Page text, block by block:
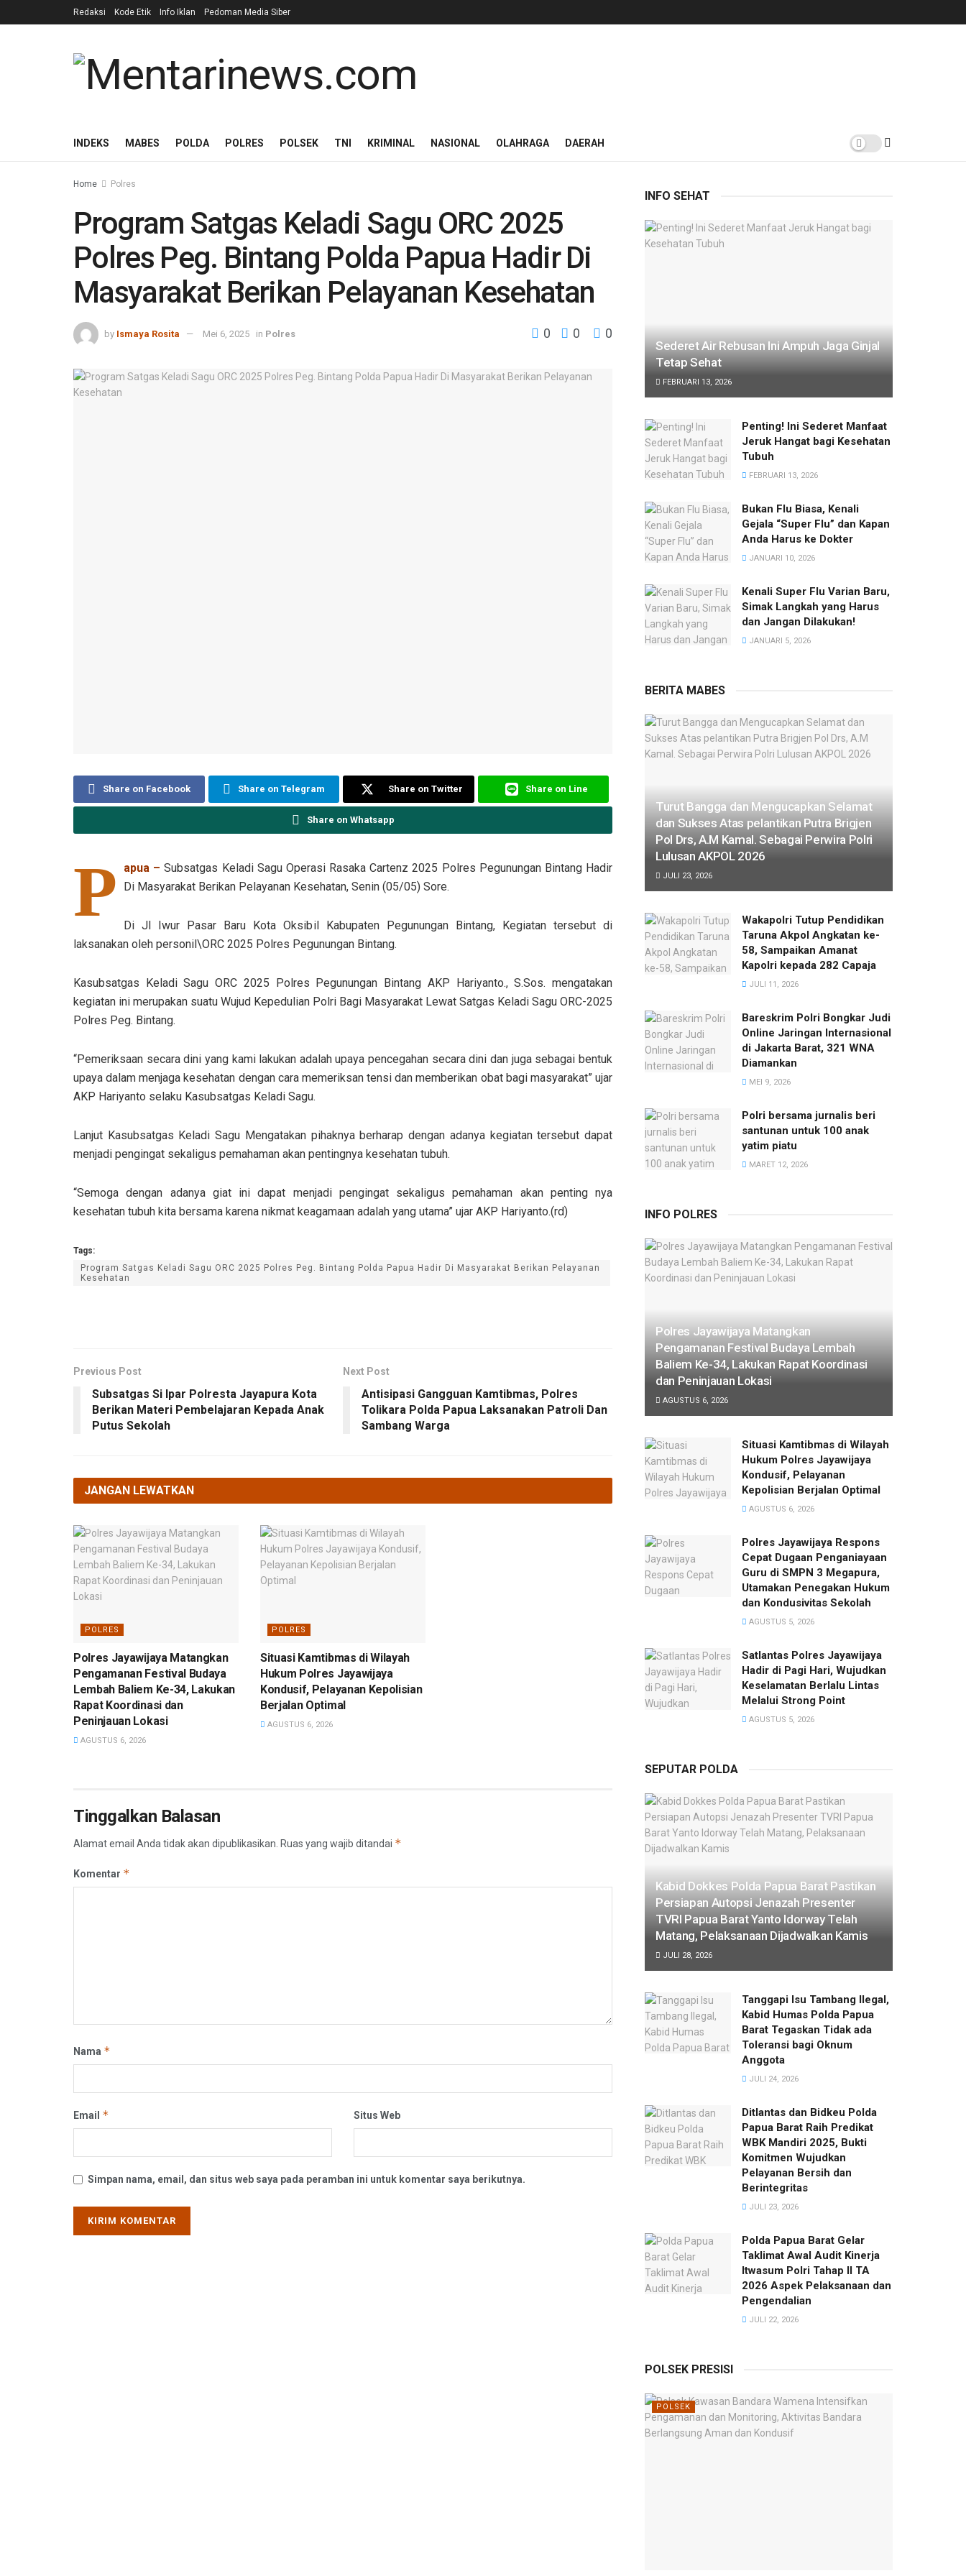
Redaksi Kode Etik Info Iklan Pedoman Media Siber
INDEKS MABES POLDA POLRES POLSEK TNI KRIMINAL NASIONAL OLAHRAGA DAERAH
Home Polres
Program Satgas Keladi Sagu ORC 2025
Polres Peg. Bintang Polda Papua Hadir Di
Masyarakat Berikan Pelayanan Kesehatan
by Ismaya Rosita Mei 6, 2025 in Polres 0 0 0
Share on Facebook Share on Telegram Share on Twitter Share on Line
Share on Whatsapp
P apua – Subsatgas Keladi Sagu Operasi Rasaka Cartenz 2025 Polres Pegunungan Bintang Hadir
Di Masyarakat Berikan Pelayanan Kesehatan, Senin (05/05) Sore.
Di Jl Iwur Pasar Baru Kota Oksibil Kabupaten Pegunungan Bintang, Kegiatan tersebut di
laksanakan oleh personil\ORC 2025 Polres Pegunungan Bintang.
Kasubsatgas Keladi Sagu ORC 2025 Polres Pegunungan Bintang AKP Hariyanto., S.Sos. mengatakan
kegiatan ini merupakan suatu Wujud Kepedulian Polri Bagi Masyarakat Lewat Satgas Keladi Sagu ORC-2025
Polres Peg. Bintang.
“Pemeriksaan secara dini yang kami lakukan adalah upaya pencegahan secara dini dan juga sebagai bentuk
upaya dalam menjaga kesehatan dengan cara memeriksan tensi dan memberikan obat bagi masyarakat” ujar
AKP Hariyanto selaku Kasubsatgas Keladi Sagu.
Lanjut Kasubsatgas Keladi Sagu Mengatakan pihaknya berharap dengan adanya kegiatan tersebut dapat
menjadi pengingat sekaligus pemahaman akan pentingnya kesehatan tubuh.
“Semoga dengan adanya giat ini dapat menjadi pengingat sekaligus pemahaman akan penting nya
kesehatan tubuh kita bersama karena nikmat keagamaan adalah yang utama” ujar AKP Hariyanto.(rd)
Tags:
Program Satgas Keladi Sagu ORC 2025 Polres Peg. Bintang Polda Papua Hadir Di Masyarakat Berikan Pelayanan
Kesehatan
Previous Post
Subsatgas Si Ipar Polresta Jayapura Kota
Berikan Materi Pembelajaran Kepada Anak
Putus Sekolah
Next Post
Antisipasi Gangguan Kamtibmas, Polres
Tolikara Polda Papua Laksanakan Patroli Dan
Sambang Warga
JANGAN LEWATKAN
POLRES
Polres Jayawijaya Matangkan
Pengamanan Festival Budaya
Lembah Baliem Ke-34, Lakukan
Rapat Koordinasi dan
Peninjauan Lokasi
AGUSTUS 6, 2026
POLRES
Situasi Kamtibmas di Wilayah
Hukum Polres Jayawijaya
Kondusif, Pelayanan Kepolisian
Berjalan Optimal
AGUSTUS 6, 2026
Tinggalkan Balasan
Alamat email Anda tidak akan dipublikasikan. Ruas yang wajib ditandai *
Komentar *
Nama *
Email * Situs Web
Simpan nama, email, dan situs web saya pada peramban ini untuk komentar saya berikutnya.
INFO SEHAT
Sederet Air Rebusan Ini Ampuh Jaga Ginjal
Tetap Sehat
FEBRUARI 13, 2026
Penting! Ini Sederet Manfaat
Jeruk Hangat bagi Kesehatan
Tubuh
FEBRUARI 13, 2026
Bukan Flu Biasa, Kenali
Gejala “Super Flu” dan Kapan
Anda Harus ke Dokter
JANUARI 10, 2026
Kenali Super Flu Varian Baru,
Simak Langkah yang Harus
dan Jangan Dilakukan!
JANUARI 5, 2026
BERITA MABES
Turut Bangga dan Mengucapkan Selamat
dan Sukses Atas pelantikan Putra Brigjen
Pol Drs, A.M Kamal. Sebagai Perwira Polri
Lulusan AKPOL 2026
JULI 23, 2026
Wakapolri Tutup Pendidikan
Taruna Akpol Angkatan ke-
58, Sampaikan Amanat
Kapolri kepada 282 Capaja
JULI 11, 2026
Bareskrim Polri Bongkar Judi
Online Jaringan Internasional
di Jakarta Barat, 321 WNA
Diamankan
MEI 9, 2026
Polri bersama jurnalis beri
santunan untuk 100 anak
yatim piatu
MARET 12, 2026
INFO POLRES
Polres Jayawijaya Matangkan
Pengamanan Festival Budaya Lembah
Baliem Ke-34, Lakukan Rapat Koordinasi
dan Peninjauan Lokasi
AGUSTUS 6, 2026
Situasi Kamtibmas di Wilayah
Hukum Polres Jayawijaya
Kondusif, Pelayanan
Kepolisian Berjalan Optimal
AGUSTUS 6, 2026
Polres Jayawijaya Respons
Cepat Dugaan Penganiayaan
Guru di SMPN 3 Megapura,
Utamakan Penegakan Hukum
dan Kondusivitas Sekolah
AGUSTUS 5, 2026
Satlantas Polres Jayawijaya
Hadir di Pagi Hari, Wujudkan
Keselamatan Berlalu Lintas
Melalui Strong Point
AGUSTUS 5, 2026
SEPUTAR POLDA
Kabid Dokkes Polda Papua Barat Pastikan
Persiapan Autopsi Jenazah Presenter
TVRI Papua Barat Yanto Idorway Telah
Matang, Pelaksanaan Dijadwalkan Kamis
JULI 28, 2026
Tanggapi Isu Tambang Ilegal,
Kabid Humas Polda Papua
Barat Tegaskan Tidak ada
Toleransi bagi Oknum
Anggota
JULI 24, 2026
Ditlantas dan Bidkeu Polda
Papua Barat Raih Predikat
WBK Mandiri 2025, Bukti
Komitmen Wujudkan
Pelayanan Bersih dan
Berintegritas
JULI 23, 2026
Polda Papua Barat Gelar
Taklimat Awal Audit Kinerja
Itwasum Polri Tahap II TA
2026 Aspek Pelaksanaan dan
Pengendalian
JULI 22, 2026
POLSEK PRESISI
POLSEK